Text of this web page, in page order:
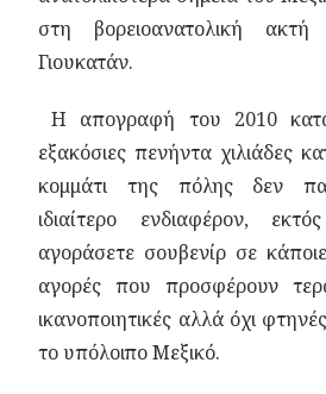
στη βορειοανατολική
Γιουκατάν.
Η απογραφή του 2010
εξακόσιες πενήντα χιλιάδες
κομμάτι της πόλης δεν
ιδιαίτερο ενδιαφέρον,
αγοράσετε σουβενίρ σε
αγορές που προσφέρουν
ικανοποιητικές αλλά όχι
το υπόλοιπο Μεξικό.